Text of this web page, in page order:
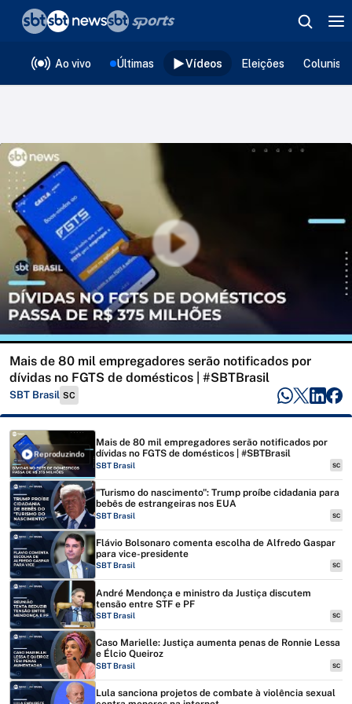
Ao vivo Últimas Vídeos Eleições
Mais de 80 mil empregadores serão notificados por
dívidas no FGTS de domésticos | #SBTBrasil
SBT Brasil SC
Reproduzindo
Mais de 80 mil empregadores serão notificados por
dívidas no FGTS de domésticos | #SBTBrasil
SBT Brasil SC
"Turismo do nascimento": Trump proíbe cidadania para
bebês de estrangeiras nos EUA
SBT Brasil SC
Flávio Bolsonaro comenta escolha de Alfredo Gaspar
para vice-presidente
SBT Brasil SC
André Mendonça e ministro da Justiça discutem
tensão entre STF e PF
SBT Brasil SC
Caso Marielle: Justiça aumenta penas de Ronnie Lessa
e Élcio Queiroz
SBT Brasil SC
Lula sanciona projetos de combate à violência sexual
❮voltar
Editorias